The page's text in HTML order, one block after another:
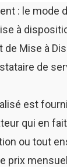
: le mode
à
de Mise à
de
est
qui en
ou tout
prix